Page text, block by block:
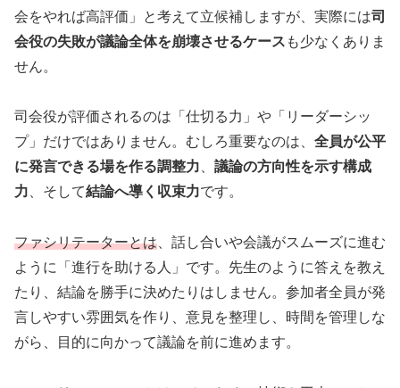
会をやれば高評価」と考えて立候補しますが、実際には司
会役の失敗が議論全体を崩壊させるケース も少なくありま
せん。
司会役が評価されるのは「仕切る力」や「リーダーシッ
プ」だけではありません。むしろ重要なのは、 全員が公平
に発言できる場を作る調整力、 議論の方向性を示す構成
力、そして結論へ導く収束力です。
ファシリテーターとは 、話し合いや会議がスムーズに進む
ように「進行を助ける人」です。先生のように答えを教え
たり、結論を勝手に決めたりはしません。参加者全員が発
言しやすい雰囲気を作り、意見を整理し、時間を管理しな
がら、目的に向かって議論を前に進めます。